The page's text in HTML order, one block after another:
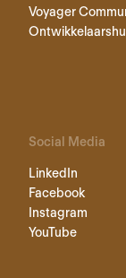
Voyager
Social Media
LinkedIn
Facebook
Instagram
YouTube